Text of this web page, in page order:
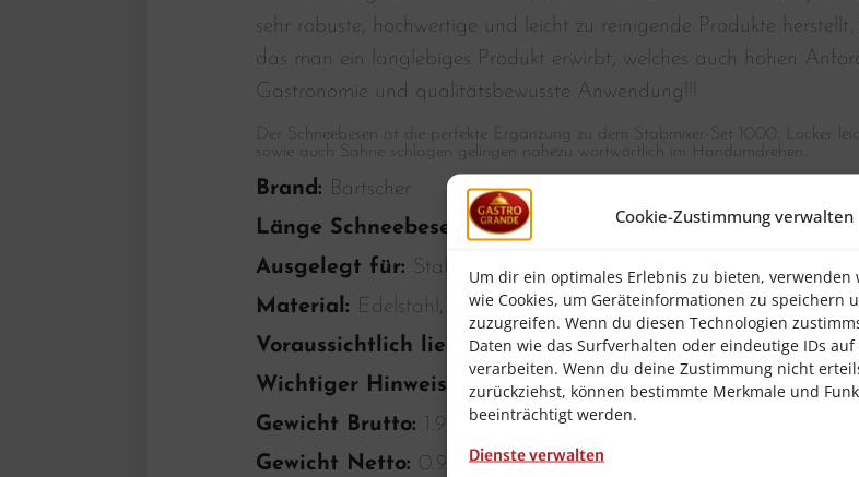
Cookie-Zustimmung verwalten
Um dir ein optimales Erlebnis zu bieten, verwenden
wie Cookies, um Geräteinformationen zu speichern
zuzugreifen. Wenn du diesen Technologien
Daten wie das Surfverhalten oder eindeutige IDs
verarbeiten. Wenn du deine Zustimmung nicht
zurückziehst, können bestimmte Merkmale und
beeinträchtigt werden.
Dienste verwalten
sehr robuste, hochwertige und leicht zu reinigende Produkte
das man ein langlebiges Produkt erwirbt, welches auch hohen
Gastronomie und qualitätsbewusste Anwendung!!!
Der Schneebesen ist die perfekte Ergänzung zu dem Stabmixer-Set 1000. Locker
sowie auch Sahne schlagen gelingen nahezu wortwörtlich im Handumdrehen.
Brand: Bartscher
Länge Schneebesen:250 mm
Ausgelegt für: Stabmixer-Set 1000
Material: Edelstahl, Kunststoff
Voraussichtlich lieferbar ab Lager Salzkotten in ca. KW:
Wichtiger Hinweis:
–
Gewicht Brutto: 1.9 Kg
Gewicht Netto: 0.9 Kg